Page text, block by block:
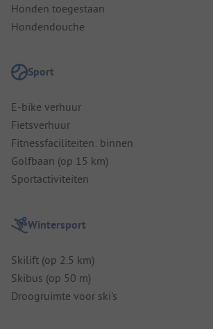
Honden toegestaan
Hondendouche
Sport
E-bike verhuur
Fietsverhuur
Fitnessfaciliteiten: binnen
Golfbaan (op 15 km)
Sportactiviteiten
Wintersport
Skilift (op 2.5 km)
Skibus (op 50 m)
Droogruimte voor ski's